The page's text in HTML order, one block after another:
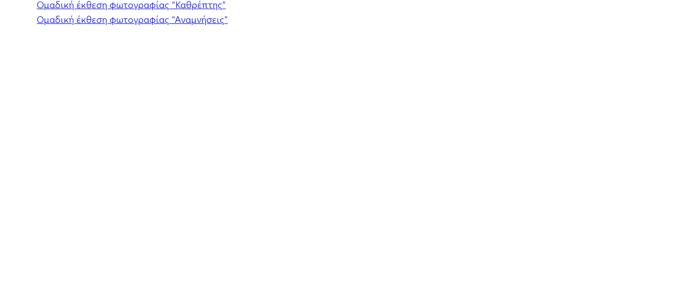
Ομαδική έκθεση φωτογραφίας “Καθρέπτης”
Ομαδική έκθεση φωτογραφίας “Αναμνήσεις”